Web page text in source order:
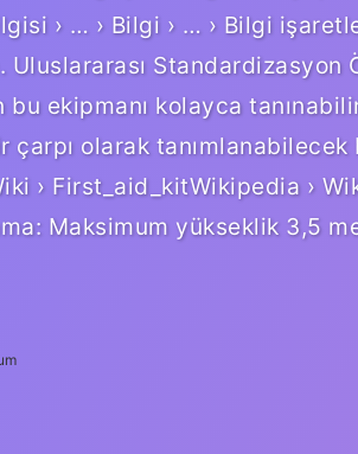
› … › Bilgi › … › Bilgi
Standardizasyon
ekipmanı kolayca
çarpı olarak
› First_aid_kitWikipedia ›
Maksimum yükseklik 3,5